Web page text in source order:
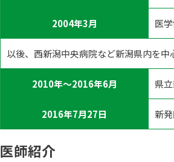
2004年3月 医
以後、西新潟中央病院など新潟県内を中
2010年～2016年6月 県
2016年7月27日 新
医師紹介